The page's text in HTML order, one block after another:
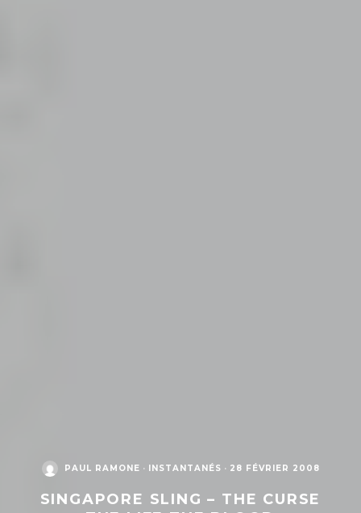
PAUL RAMONE · INSTANTANÉS · 28 FÉVRIER 2008
SINGAPORE SLING – THE CURSE